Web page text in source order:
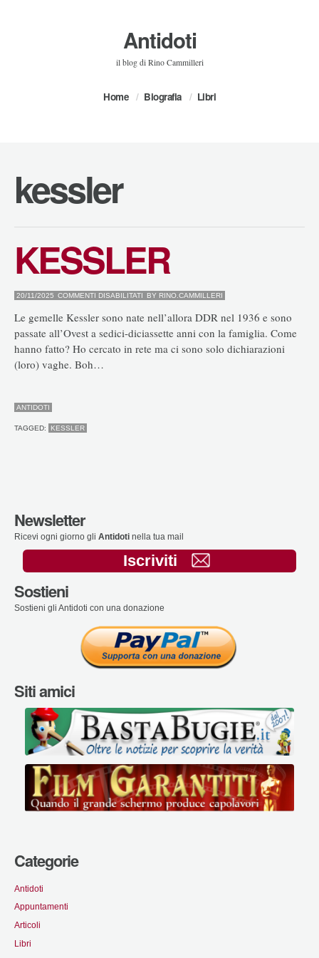
Antidoti
il blog di Rino Cammilleri
Home Biografia Libri
kessler
KESSLER
20/11/2025 COMMENTI DISABILITATI SU
BY RINO.CAMMILLERI
Le gemelle Kessler sono nate nell’allora DDR nel 1936 e sono
passate all’Ovest a sedici-diciassette anni con la famiglia. Come
hanno fatto? Ho cercato in rete ma ci sono solo dichiarazioni
(loro) vaghe. Boh…
ANTIDOTI
TAGGED: KESSLER
Newsletter
Ricevi ogni giorno gli Antidoti nella tua mail
Iscriviti
Sostieni
Sostieni gli Antidoti con una donazione
Siti amici
Categorie
Antidoti
Appuntamenti
Articoli
Libri